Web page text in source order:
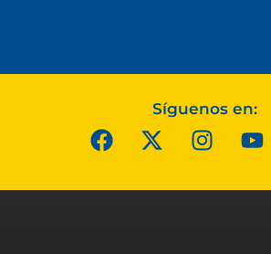
Síguenos en: